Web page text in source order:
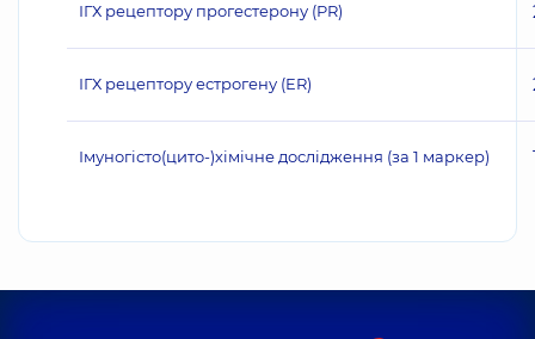
ІГХ рецептору прогестерону (PR)
ІГХ рецептору естрогену (ER)
Імуногісто(цито-)хімічне дослідження (за 1 маркер)